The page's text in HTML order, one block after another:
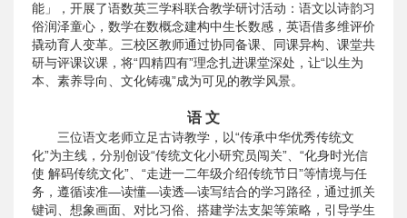
能」，开展了语数英三学科联合教学研讨活动：语文以诗韵习
俗润泽童心，数学在数概念建构中生长数感，英语借多维评价
撬动育人变革。三校区教师通过协同备课、同课异构、课堂共
研与评课议课，将“四精四有”理念扎进课堂深处，让“以生为
本、素养导向、文化铸魂”成为可见的教学风景。
语 文
三位语文老师立足古诗教学，以“传承中华优秀传统文
化”为主线，分别创设“传统文化小研究员闯关”、“化身时光信
使 解码传统文化”、“走进一二年级介绍传统节日”等情境与任
务，遵循读准—读懂—读透—读写结合的学习路径，通过抓关
键词、想象画面、对比习俗、搭建学法支架等策略，引导学生